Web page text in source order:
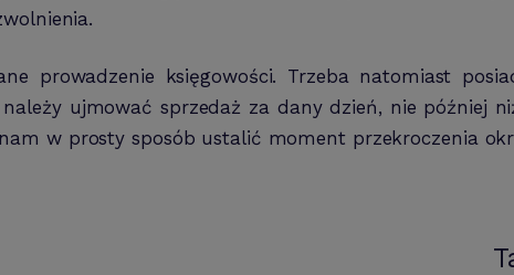
prowadzenie księgowości. Trzeba natomiast
ujmować sprzedaż za dany dzień, nie później
w prosty sposób ustalić moment przekroczenia